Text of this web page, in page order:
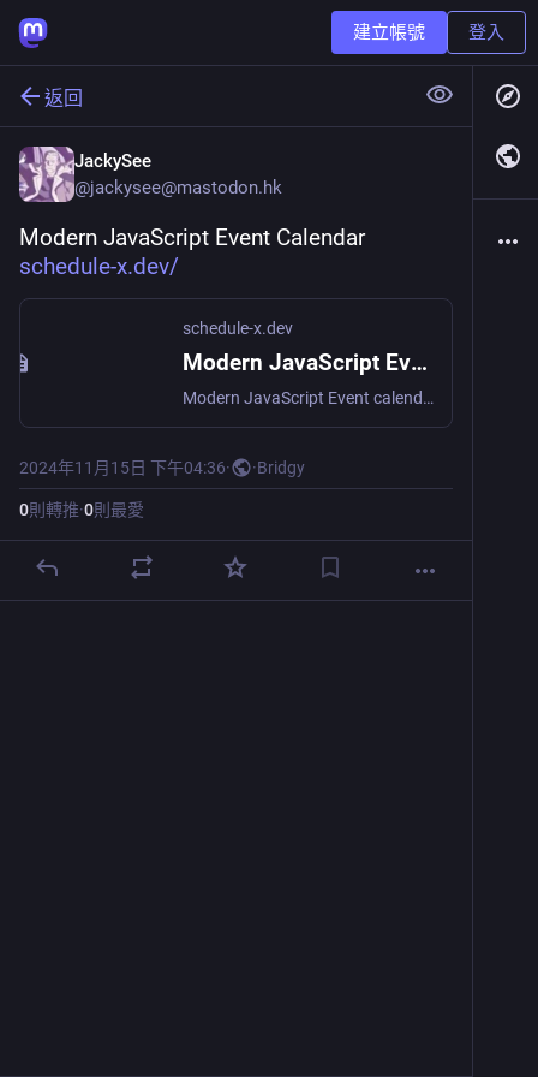
建立帳號 登入
返回
JackySee
@jackysee@mastodon.hk
Modern JavaScript Event Calendar
schedule-x.dev/
schedule-x.dev
Modern JavaScript Event Calendar
Modern JavaScript Event calendar for React, Angular, Vue and plain JS. Modern alternative to Fullcalendar. Drag & drop, dark mode, event resizing and more.
2024年11月15日 下午04:36· ·Bridgy
0則轉推·0則最愛